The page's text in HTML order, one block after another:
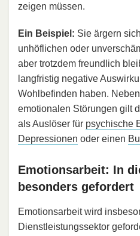
zeigen müssen.
Ein Beispiel: Sie ärgern
unhöflichen oder
aber trotzdem freundlich
langfristig negative
Wohlbefinden haben.
emotionalen Störungen gilt
als Auslöser für psychische
Depressionen oder einen
Emotionsarbeit: In
besonders gefordert
Emotionsarbeit wird
Dienstleistungssektor